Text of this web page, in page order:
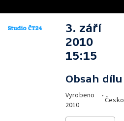
3. září
2010
15:15
Obsah dílu
Vyrobeno
2010
•
Česko